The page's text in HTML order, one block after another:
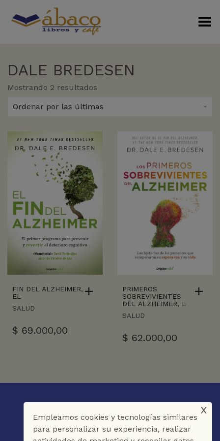
Menú Alterno
DALE BREDESEN
Mostrando 2 resultados
Ordenar por las últimas
FIN DEL ALZHEIMER,
EL
SALUD
$ 69.000,00
PRIMEROS
SOBREVIVIENTES
DEL ALZHEIMER, L
SALUD
$ 62.000,00
Empleamos cookies y tecnologías similares
para personalizar su experiencia, realizar
x